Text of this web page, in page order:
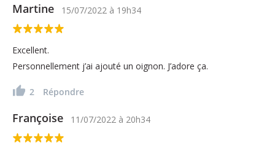
Martine 15/07/2022 à 19h34
Excellent.
Personnellement j’ai ajouté un oignon. J’adore ça.
2 Répondre
Françoise 11/07/2022 à 20h34